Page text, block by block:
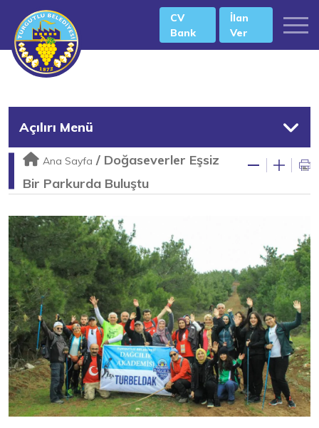
CV
Bank
İlan
Ver
Açılırı Menü
Ana Sayfa / Doğaseverler Eşsiz
Bir Parkurda Buluştu